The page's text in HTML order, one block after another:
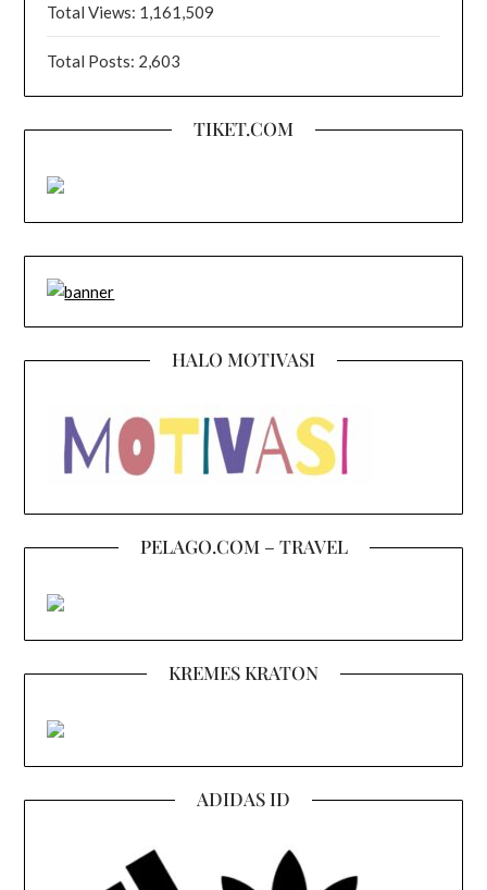
Total Views: 1,161,509
Total Posts: 2,603
TIKET.COM
HALO MOTIVASI
PELAGO.COM – TRAVEL
KREMES KRATON
ADIDAS ID